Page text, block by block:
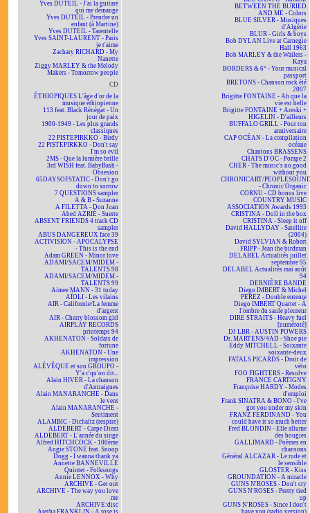
Yves DUTEIL - J'ai la guitare
qui me démange
Yves DUTEIL - Prendre un
enfant (à Martine)
Yves DUTEIL - Tarentelle
Yves SAINT-LAURENT - Paris
je t'aime
Zachary RICHARD - My
Nanette
Ziggy MARLEY & the Melody
Makers - Tomorrow people
CD
ÉTHIOPIQUES L'âge d'or de la
musique éthiopienne
113 feat. Black Rénégat - Un
jour de paix
1900-1949 - Les plus grands
classiques
22 PISTEPIRKKO - Birdy
22 PISTEPIRKKO - Don't say
I'm so evil
2MS - Que la lumière brille
3rd WISH feat. BabyBash -
Obsesion
65DAYSOFSTATIC - Don't go
down to sorrow
7 QUESTIONS sampler
A & B - Suzanne
A FILETTA - Don Juan
Abed AZRIÉ - Suerte
ABSENT FRIENDS 4 track CD
sampler
ABUS DANGEREUX face 39
ACTIVISION - APOCALYPSE
- This is the end
Adam GREEN - Minor love
ADAMI/SACEM/MIDEM -
TALENTS 98
ADAMI/SACEM/MIDEM -
TALENTS 99
Aimee MANN - 31 today
AÏOLI - Les vilains
AIR - Californie/La femme
d'argent
AIR - Cherry blossom girl
AIRPLAY RECORDS
printemps 94
AKHENATON - Soldats de
fortune
AKHENATON - Une
impression
ALÉVÊQUE et son GROUPO -
Y'a c'qu'on dit...
Alain HIVER - La chanson
d'Antraigues
Alain MANARANCHE - Dans
le vent
Alain MANARANCHE -
Sentiment
ALAMBIC - Dichaïtz (respire)
ALDEBERT - Carpe Diem
ALDEBERT - L'année du singe
Alfred HITCHCOCK - 100ème
Angie STONE feat. Snoop
Dogg - I wanna thank ya
Annette BANNEVILLE
Quintet - Folksongs
Annie LENNOX - Why
ARCHIVE - Get out
ARCHIVE - The way you love
me
ARCHIVE:disc
Aretha FRANKLIN - A rose is
BETWEEN THE BURIED
AND ME - Colors
BLUE SILVER - Musiques
d'Algérie
BLUR - Girls & boys
Bob DYLAN Live at Carnegie
Hall 1963
Bob MARLEY & the Wailers -
Kaya
BORDERS & 6° - Your musical
passport
BRETONS - Chanson rock été
2007
Brigitte FONTAINE - Ah que la
vie est belle
Brigitte FONTAINE + Areski +
HIGELIN - D'ailleurs
BUFFALO GRILL - Pour ton
anniversaire
CAP OCÉAN - La compilation
océane
Chantons BRASSENS
CHATS D'OC - Pompe 2
CHER - The music's no good
without you
CHRONICART/
- Chronic'Organic
CORNU - CD bonus live
COUNTRY MUSIC
ASSOCIATION Awards 1993
CRISTINA - Doll in the box
CRISTINA - Sleep it off
David HALLYDAY - Satellite
(2004)
David SYLVIAN & Robert
FRIPP - Jean the birdman
DELABEL Actualités juillet
septembre 95
DELABEL Actualités mai août
94
DERNIÈRE BANDE
Diego IMBERT & Michel
PEREZ - Double entente
Diego IMBERT Quartet - À
l'ombre du saule pleureur
DIRE STRAITS - Heavy fuel
[numéroté]
DJ LBR - AUSTIN POWERS
Dr. MARTENS/4AD - Shoe pie
Eddy MITCHELL - Soixante
soixante-deux
FATALS PICARDS - Droit de
véto
FOO FIGHTERS - Resolve
FRANCE CARTIGNY
Françoise HARDY - Modes
d'emploi
Frank SINATRA & BONO - I've
got you under my skin
FRANZ FERDINAND - You
could have it so much better
Fred BLONDIN - Elle allume
des bougies
GALLIMARD - Poèmes en
chansons
Général ALCAZAR - Le rude et
le sensible
GLOSTER - Kiss
GROUNDATION - A miracle
GUNS N'ROSES - Don't cry
GUNS N'ROSES - Pretty tied
up
GUNS N'ROSES - Since I don't
have you (radio version)